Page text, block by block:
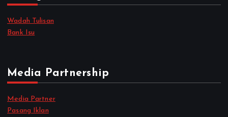
Wadah Tulisan
Bank Isu
Media Partnership
Media Partner
Pasang Iklan